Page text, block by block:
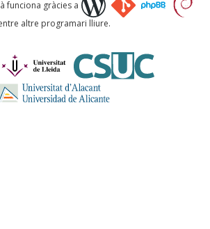
funciona gràcies a
altre programari lliure.